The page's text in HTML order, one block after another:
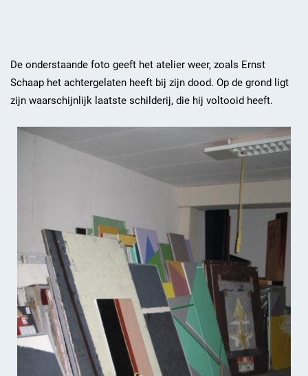
De onderstaande foto geeft het atelier weer, zoals Ernst
Schaap het achtergelaten heeft bij zijn dood. Op de grond ligt
zijn waarschijnlijk laatste schilderij, die hij voltooid heeft.